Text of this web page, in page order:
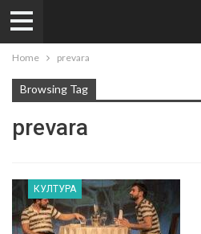
Home prevara
Browsing Tag
prevara
КУЛТУРА